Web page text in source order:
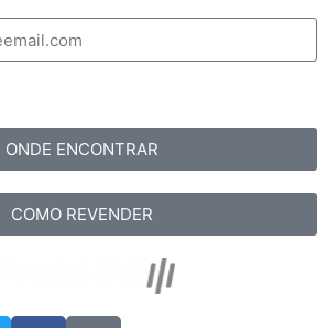
ONDE ENCONTRAR
COMO REVENDER